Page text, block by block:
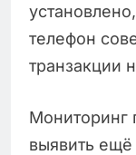
телефон
транзакции
Мониторинг
выявить